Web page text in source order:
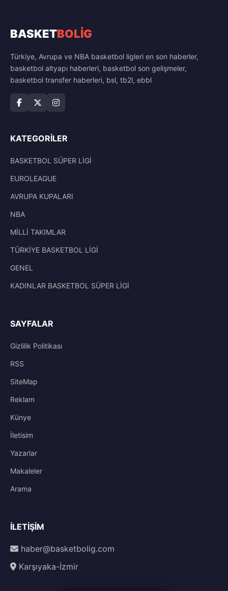
BASKETBOLİG
Türkiye, Avrupa ve NBA basketbol ligleri en son haberler,
basketbol altyapı haberleri, basketbol son gelişmeler,
basketbol transfer haberleri, bsl, tb2l, ebbl
KATEGORILER
BASKETBOL SÜPER LİGİ
EUROLEAGUE
AVRUPA KUPALARI
NBA
MİLLİ TAKIMLAR
TÜRKİYE BASKETBOL LİGİ
GENEL
KADINLAR BASKETBOL SÜPER LİGİ
SAYFALAR
Gizlilik Politikası
RSS
SiteMap
Reklam
Künye
İletisim
Yazarlar
Makaleler
Arama
İLETIŞIM
haber@basketbolig.com
Karşıyaka-İzmir